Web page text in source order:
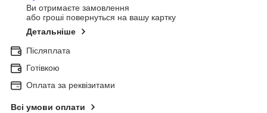
Ви отримаєте замовлення
або гроші повернуться на вашу картку
Детальніше
Післяплата
Готівкою
Оплата за реквізитами
Всі умови оплати